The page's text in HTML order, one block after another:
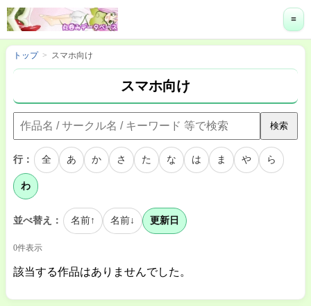
≡
トップ スマホ向け
スマホ向け
検索
行： 全 あ か さ た な は ま や ら
わ
並べ替え： 名前↑ 名前↓ 更新日
0件表示
該当する作品はありませんでした。